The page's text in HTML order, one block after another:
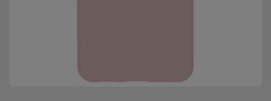
Recondicionados